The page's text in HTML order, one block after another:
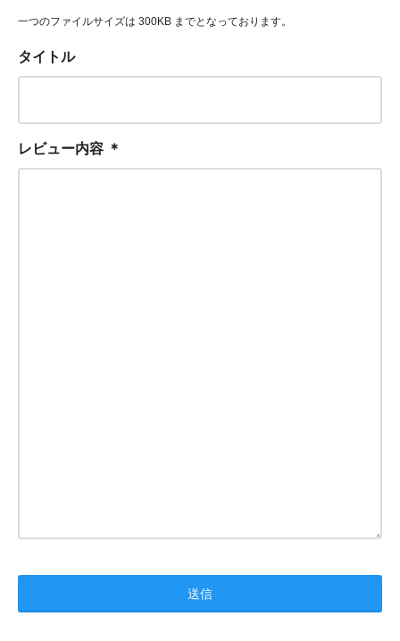
一つのファイルサイズは 300KB までとなっております。
タイトル
レビュー内容 ＊